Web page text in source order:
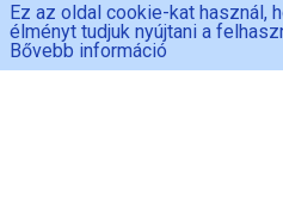
Ez az oldal cookie-kat használ,
élményt tudjuk nyújtani a
Bővebb információ